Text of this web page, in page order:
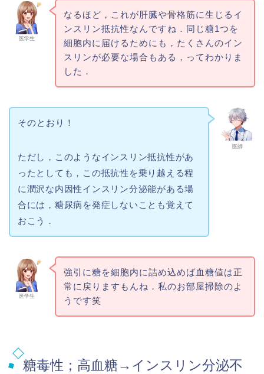
医学生
なるほど，これが肝臓や骨格筋に生じるイ
ンスリン抵抗性なんですね．同じ糖1つを
細胞内に届けるためにも，たくさんのイン
スリンが必要な場合もある，ってわかりま
した．
医師
そのとおり！
ただし，このようなインスリン抵抗性があ
ったとしても，この抵抗性を乗り越える程
に潤沢な内因性インスリン分泌能がある場
合には，糖尿病を発症しないことも覚えて
おこう．
医学生
強引に糖を細胞内に詰め込めば血糖値は正
常に戻りますもんね．私のお部屋掃除のよ
うです笑
糖毒性；高血糖→インスリン分泌不